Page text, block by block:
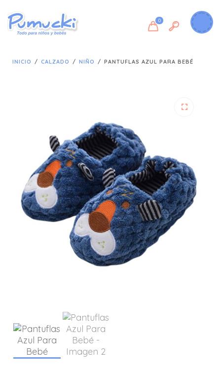
0
INICIO / CALZADO / NIÑO / PANTUFLAS AZUL PARA BEBÉ